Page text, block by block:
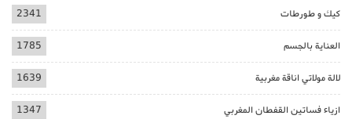
كيك و طورطات 2341
العناية بالجسم 1785
لالة مولاتي اناقة مغربية 1639
ازياء فساتين القفطان المغربي 1347